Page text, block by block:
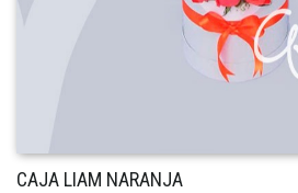
CAJA LIAM NARANJA